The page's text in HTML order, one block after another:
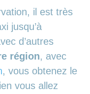
il est très
jusqu’à
d’autres
région, avec
, vous obtenez le
vous allez